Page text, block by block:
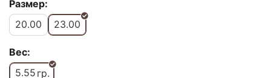
Размер:
20.00
23.00
Вес:
5.55 гр.